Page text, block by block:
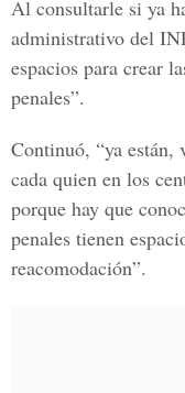
Al consultarle si ya
administrativo del
espacios para crear
penales”.
Continuó, “ya están,
cada quien en los
porque hay que
penales tienen
reacomodación”.